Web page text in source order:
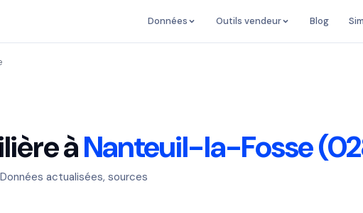
Données Outils vendeur Blog
àNanteuil-la-Fosse
actualisées, sources